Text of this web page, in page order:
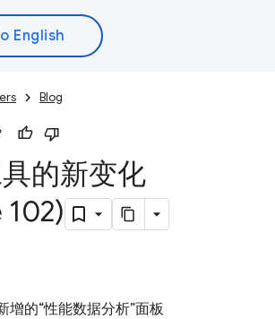
Blog
的新变化
增的“性能数据分析”面板